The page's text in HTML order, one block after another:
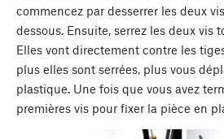
commencez par desserrer les deux
dessous. Ensuite, serrez les deux vis
Elles vont directement contre les
plus elles sont serrées, plus vous
plastique. Une fois que vous avez
premières vis pour fixer la pièce en